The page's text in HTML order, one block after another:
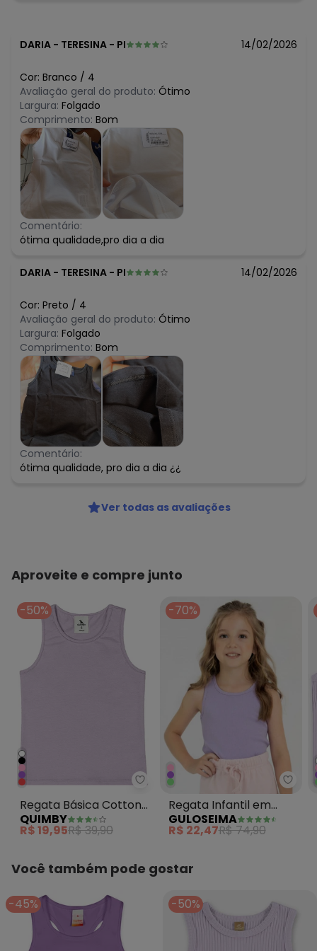
fevereiro/2026 R$ 23,94
DARIA - TERESINA - PI 14/02/2026
Cor: Branco / 4
Avaliação geral do produto: Ótimo
Largura: Folgado
Comprimento: Bom
Comentário:
ótima qualidade,pro dia a dia
DARIA - TERESINA - PI 14/02/2026
Cor: Preto / 4
Avaliação geral do produto: Ótimo
Largura: Folgado
Comprimento: Bom
Comentário:
ótima qualidade, pro dia a dia ¿¿
Ver todas as avaliações
Aproveite e compre junto
-50%
Quimby - Regata Básica Cotton
Regata Básica Cotton
Menina Roxo
QUIMBY
R$ 19,95R$ 39,90
-70%
Regata Infantil em
Ribana Roxo
GULOSEIMA
R$ 22,47R$ 74,90
Você também pode gostar
-45% -50%